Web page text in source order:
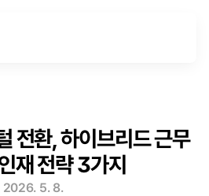
전환, 하이브리드 근무
재 전략 3가지
2026. 5. 8.